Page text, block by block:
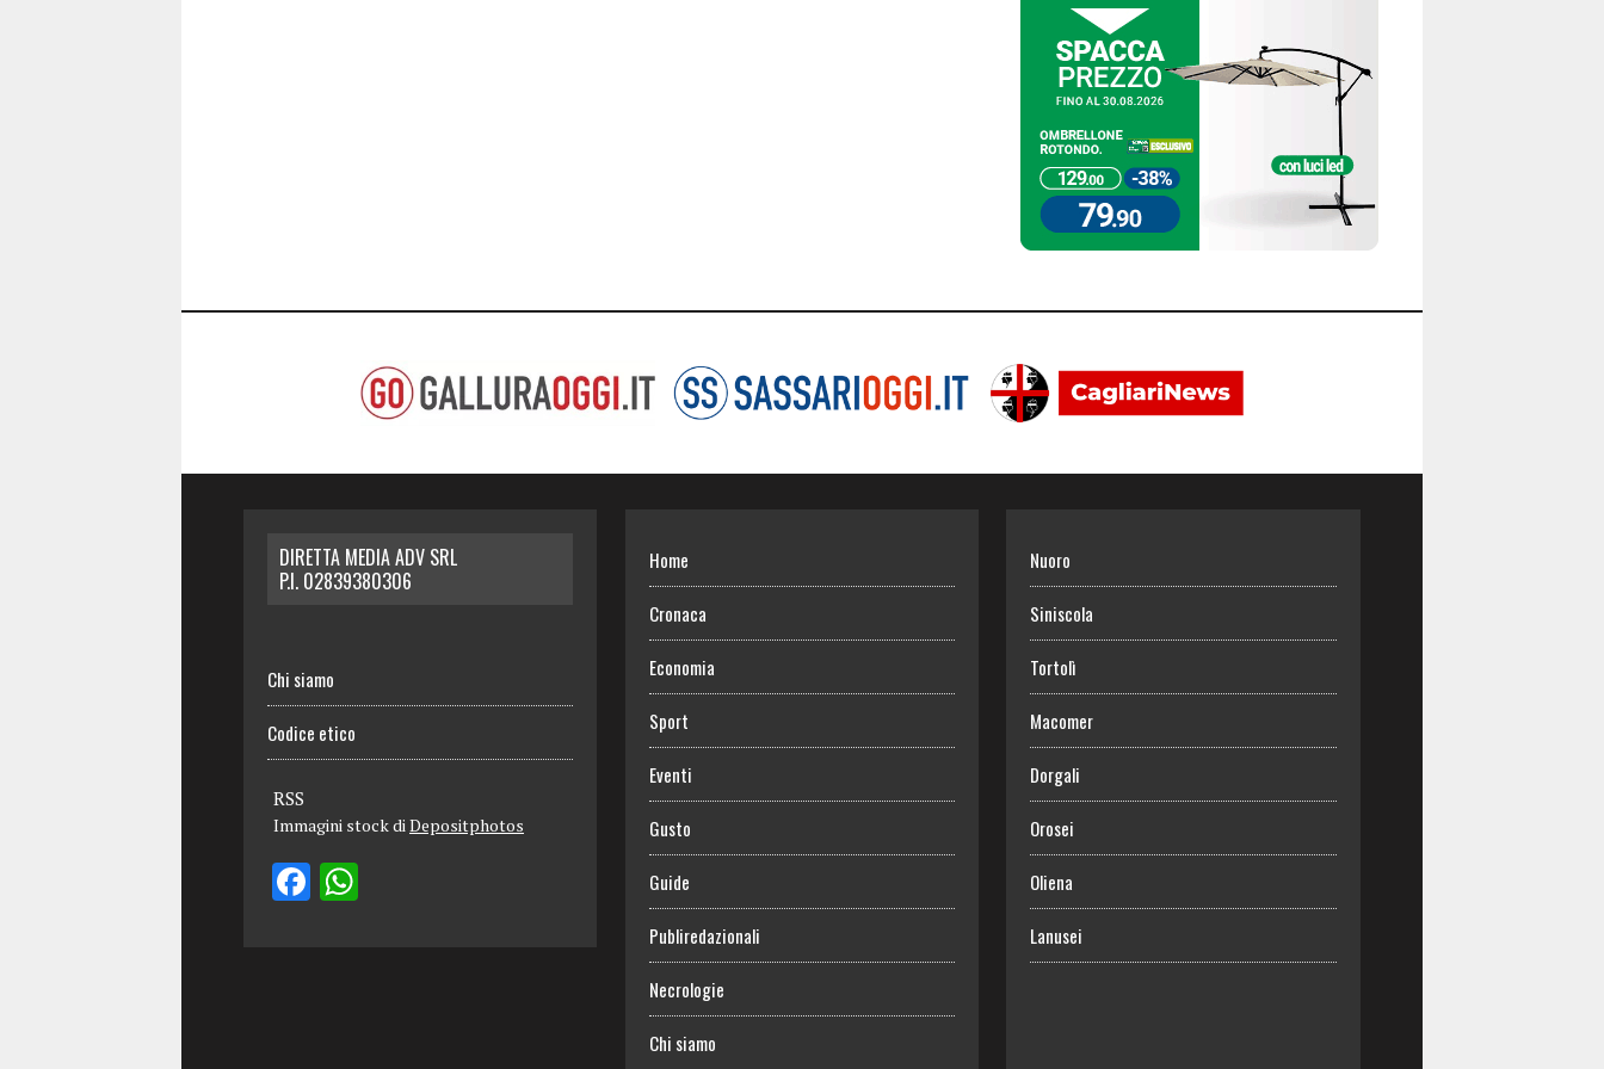
DIRETTA MEDIA ADV SRL
P.I. 02839380306
Chi siamo
Codice etico
RSS
Immagini stock diDepositphotos
Home
Cronaca
Economia
Sport
Eventi
Gusto
Guide
Publiredazionali
Necrologie
Chi siamo
Nuoro
Siniscola
Tortolì
Macomer
Dorgali
Orosei
Oliena
Lanusei